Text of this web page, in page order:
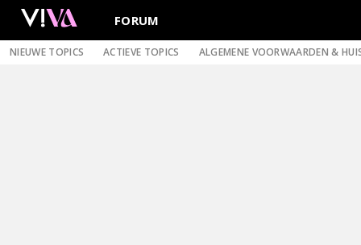
FORUM
NIEUWE TOPICS ACTIEVE TOPICS ALGEMENE VOORWAARDEN &